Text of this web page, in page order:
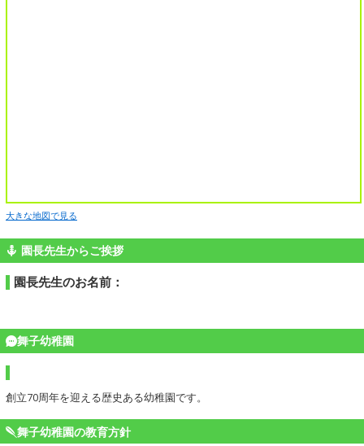
大きな地図で見る
園長先生からご挨拶
園長先生のお名前：
舞子幼稚園
創立70周年を迎える歴史ある幼稚園です。
舞子幼稚園の教育方針